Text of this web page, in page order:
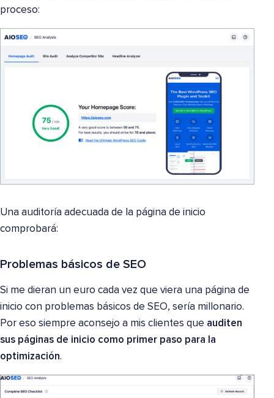
proceso:
Una auditoría adecuada de la página de inicio
comprobará:
Problemas básicos de SEO
Si me dieran un euro cada vez que viera una página de
inicio con problemas básicos de SEO, sería millonario.
Por eso siempre aconsejo a mis clientes que auditen
sus páginas de inicio como primer paso para la
optimización.